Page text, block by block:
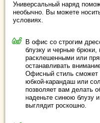
Универсальный наряд
необычно. Вы можете
условиях.
В офис со строгим
блузку и черные
расклешенными или
останавливать
Офисный стиль сможет
юбкой-карандаш или
позволяет вам делать
наденьте синюю блузу
выглядит роскошно.